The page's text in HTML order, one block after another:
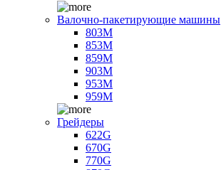
Валочно-пакетирующие машины
803M
853M
859M
903M
953M
959M
Грейдеры
622G
670G
770G